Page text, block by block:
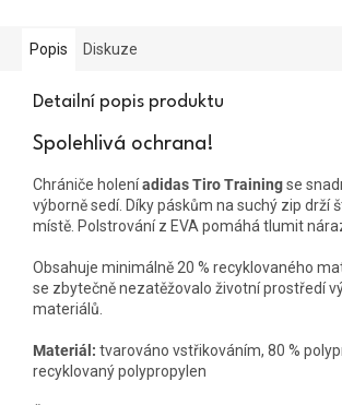
Popis Diskuze
Detailní popis produktu
Spolehlivá ochrana!
Chrániče holeníadidas Tiro Trainingse
výborně sedí. Díky páskům na suchý zip drží
místě. Polstrování z EVA pomáhá tlumit
Obsahuje minimálně 20 % recyklovaného
se zbytečně nezatěžovalo životní prostředí
materiálů.
Materiál: tvarováno vstřikováním, 80 %
recyklovaný polypropylen